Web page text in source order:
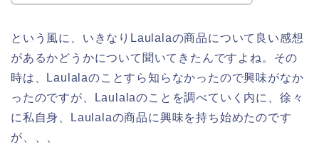
という風に、いきなりLaulalaの商品について良い感想
があるかどうかについて聞いてきたんですよね。その
時は、Laulalaのことすら知らなかったので興味がなか
ったのですが、Laulalaのことを調べていく内に、徐々
に私自身、Laulalaの商品に興味を持ち始めたのです
が、、、